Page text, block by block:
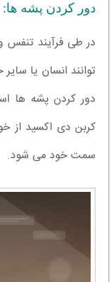
دور کردن پشه ها:
در طی فرآیند
توانند انسان یا سایر
دور کردن پشه ها
کربن دی اکسید از
سمت خود می شود.